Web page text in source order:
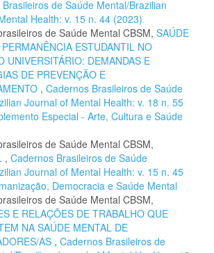
de Saúde Mental/Brazilian
Health: v. 15 n. 44 (2023)
de Saúde Mental CBSM, SAÚDE
ESTUDANTIL NO
UNIVERSITÁRIO: DEMANDAS E
DE PREVENÇÃO E
, Cadernos Brasileiros de Saúde
Journal of Mental Health: v. 18 n. 55
Especial - Arte, Cultura e Saúde
de Saúde Mental CBSM,
, Cadernos Brasileiros de Saúde
Journal of Mental Health: v. 15 n. 45
Democracia e Saúde Mental
de Saúde Mental CBSM,
E RELAÇÕES DE TRABALHO QUE
NA SAÚDE MENTAL DE
AS , Cadernos Brasileiros de